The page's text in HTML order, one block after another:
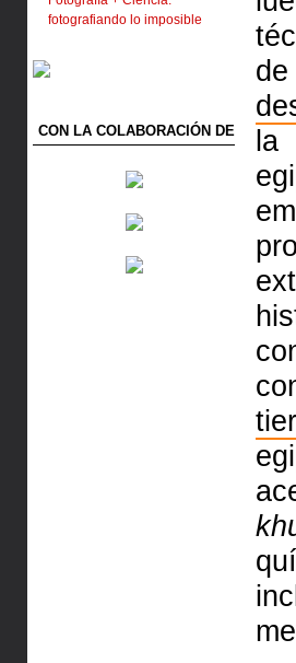
fotografiando lo imposible
CON LA COLABORACIÓN DE
la